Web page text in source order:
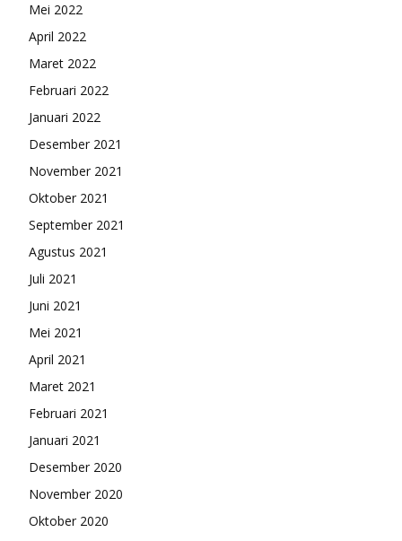
Mei 2022
April 2022
Maret 2022
Februari 2022
Januari 2022
Desember 2021
November 2021
Oktober 2021
September 2021
Agustus 2021
Juli 2021
Juni 2021
Mei 2021
April 2021
Maret 2021
Februari 2021
Januari 2021
Desember 2020
November 2020
Oktober 2020